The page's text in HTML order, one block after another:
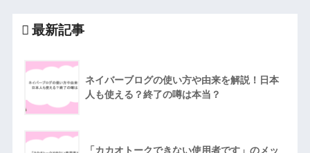
最新記事
ネイバーブログの使い方や由来を解説！日本
人も使える？終了の噂は本当？
「カカオトークできない使用者です」のメッ